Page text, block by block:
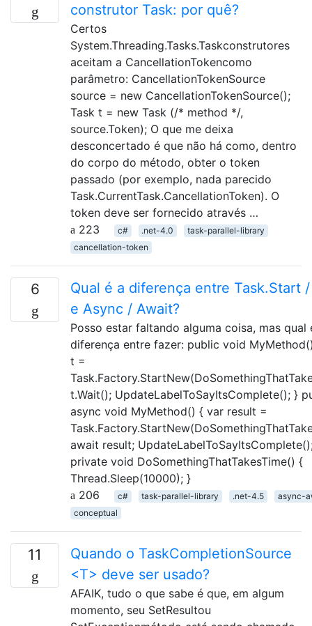
construtor Task: por quê?
Certos
System.Threading.Tasks.Taskconstrutores
aceitam a CancellationTokencomo
parâmetro: CancellationTokenSource
source = new CancellationTokenSource();
Task t = new Task (/* method */,
source.Token); O que me deixa
desconcertado é que não há como, dentro
do corpo do método, obter o token
passado (por exemplo, nada parecido
Task.CurrentTask.CancellationToken). O
token deve ser fornecido através …
223
c# .net-4.0
task-parallel-library
cancellation-token
6
Qual é a diferença entre Task.Start
e Async / Await?
Posso estar faltando alguma coisa, mas qual
diferença entre fazer: public void
t =
t.Wait(); UpdateLabelToSayItsComplete(); }
async void MyMethod() { var result =
await result;
private void DoSomethingThatTakesTime() {
Thread.Sleep(10000); }
206
c# task-parallel-library .net-4.5
async-
conceptual
11
Quando o TaskCompletionSource
<T> deve ser usado?
AFAIK, tudo o que sabe é que, em algum
momento, seu SetResultou